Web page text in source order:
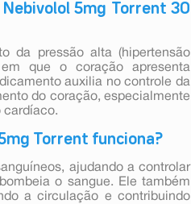
5mg Torrent 30
da pressão alta (hipertensão
que o coração apresenta
auxilia no controle da
do coração, especialmente
cardíaco.
Torrent funciona?
ajudando a controlar
o sangue. Ele também
a circulação e contribuindo